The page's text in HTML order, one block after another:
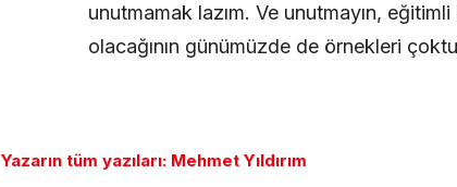
unutmamak lazım. Ve unutmayın,
olacağının günümüzde de örnekleri
Yazarın tüm yazıları: Mehmet Yıldırım